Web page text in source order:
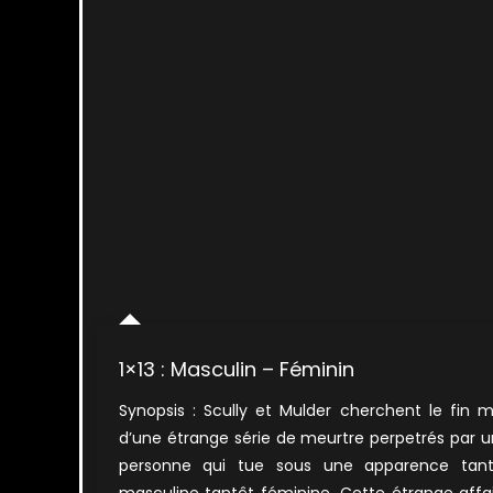
1×13 : Masculin – Féminin
Synopsis : Scully et Mulder cherchent le fin
d’une étrange série de meurtre perpetrés par
personne qui tue sous une apparence